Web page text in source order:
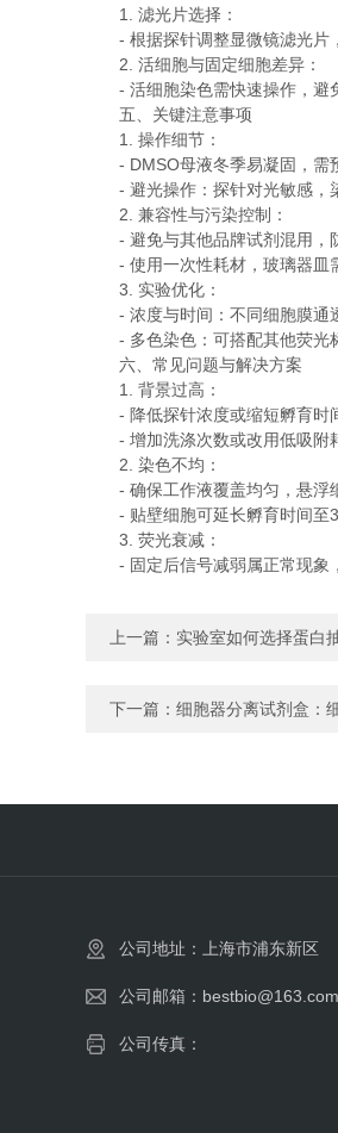
1. 滤光片选择：
- 根据探针调整显微镜滤光片，
2. 活细胞与固定细胞差异：
- 活细胞染色需快速操作，避免
五、关键注意事项
1. 操作细节：
- DMSO母液冬季易凝固，需预
- 避光操作：探针对光敏感，染
2. 兼容性与污染控制：
- 避免与其他品牌试剂混用，防
- 使用一次性耗材，玻璃器皿需
3. 实验优化：
- 浓度与时间：不同细胞膜通透
- 多色染色：可搭配其他荧光标
六、常见问题与解决方案
1. 背景过高：
- 降低探针浓度或缩短孵育时
- 增加洗涤次数或改用低吸附
2. 染色不均：
- 确保工作液覆盖均匀，悬浮细
- 贴壁细胞可延长孵育时间至
3. 荧光衰减：
- 固定后信号减弱属正常现象，
上一篇： 实验室如何选择蛋白
下一篇： 细胞器分离试剂盒：
公司地址：上海市浦东新区
公司邮箱：bestbio@163.com
公司传真：